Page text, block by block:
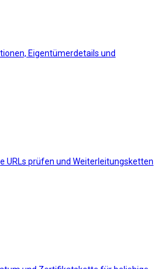
Eigentümerdetails und
URLs prüfen und Weiterleitungsketten